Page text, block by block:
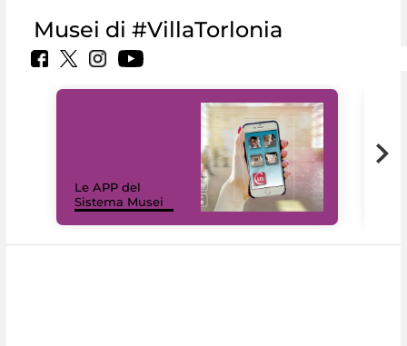
Musei di #VillaTorlonia
Le APP del
Sistema Musei